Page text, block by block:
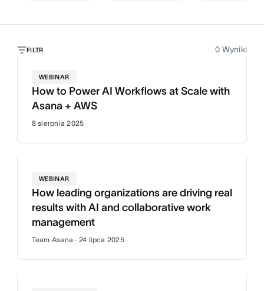
FILTR 0 Wyniki
WEBINAR
How to Power AI Workflows at Scale with
Asana + AWS
8 sierpnia 2025
WEBINAR
How leading organizations are driving real
results with AI and collaborative work
management
Team Asana · 24 lipca 2025